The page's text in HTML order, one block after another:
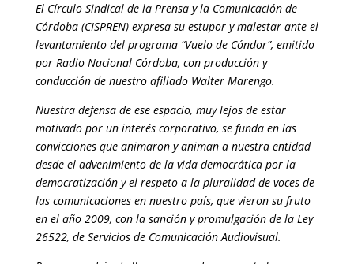
El Círculo Sindical de la Prensa y la Comunicación de
Córdoba (CISPREN) expresa su estupor y malestar ante el
levantamiento del programa “Vuelo de Cóndor”, emitido
por Radio Nacional Córdoba, con producción y
conducción de nuestro afiliado Walter Marengo.
Nuestra defensa de ese espacio, muy lejos de estar
motivado por un interés corporativo, se funda en las
convicciones que animaron y animan a nuestra entidad
desde el advenimiento de la vida democrática por la
democratización y el respeto a la pluralidad de voces de
las comunicaciones en nuestro país, que vieron su fruto
en el año 2009, con la sanción y promulgación de la Ley
26522, de Servicios de Comunicación Audiovisual.